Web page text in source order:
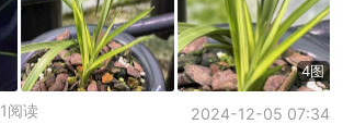
4图
2024-12-05 07:34
阅读